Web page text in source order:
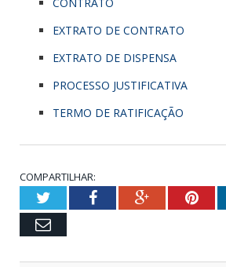
EXTRATO DE CONTRATO
EXTRATO DE DISPENSA
PROCESSO JUSTIFICATIVA
TERMO DE RATIFICAÇÃO
COMPARTILHAR:
TwitterFacebook
Email